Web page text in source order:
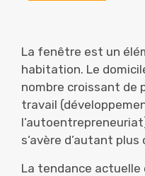
La fenêtre est un
habitation. Le
nombre croissant de
travail
s‘avère d’autant plus
La tendance actuelle